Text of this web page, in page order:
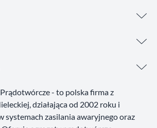
- to polska firma z
działająca od 2002 roku i
systemach zasilania awaryjnego oraz